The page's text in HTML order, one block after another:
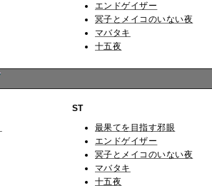
エンドゲイザー
冥子とメイコのいない夜
マバタキ
十五夜
ST
最果てを目指す邪眼
エンドゲイザー
冥子とメイコのいない夜
マバタキ
十五夜